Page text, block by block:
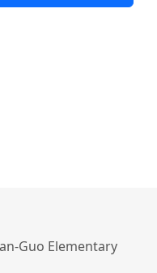
Guo Elementary